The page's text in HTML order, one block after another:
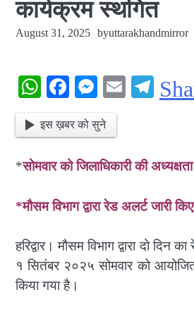
कार्यक्रम स्थगित
August 31, 2025 byuttarakhandmirror
WhatsApp
Facebook
Messenger
Email
इस ख़बर को सुने
*सोमवार को जिलाधिकारी की
*मौसम विभाग द्वारा रेड अलर्ट
हरिद्वार। मौसम विभाग द्वारा दो
१ सितंबर २०२५ सोमवार को आयोजित
किया गया है।